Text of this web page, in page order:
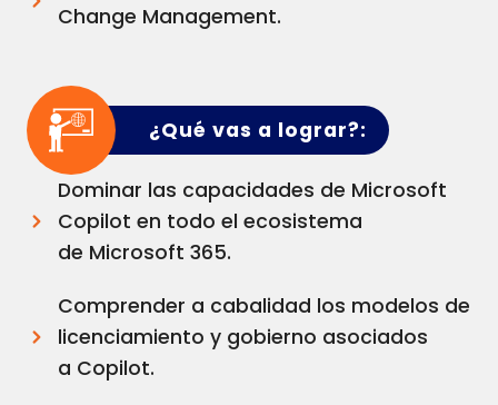
Change Management.
¿Qué vas a lograr?:
Dominar las capacidades de Microsoft
Copilot en todo el ecosistema
de Microsoft 365.
Comprender a cabalidad los modelos de
licenciamiento y gobierno asociados
a Copilot.